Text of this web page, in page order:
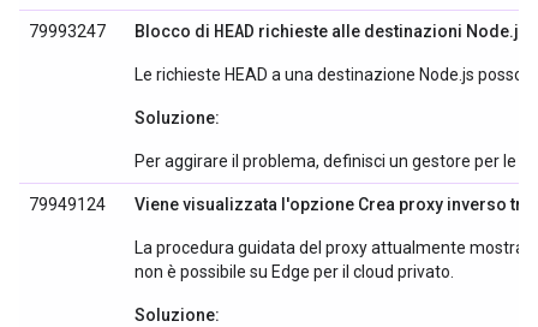
79993247 Blocco di HEAD richieste alle destinazioni Node.js
Le richieste HEAD a una destinazione Node.js
Soluzione:
Per aggirare il problema, definisci un gestore per le
79949124 Viene visualizzata l'opzione Crea proxy inverso
La procedura guidata del proxy attualmente mostra
non è possibile su Edge per il cloud privato.
Soluzione: